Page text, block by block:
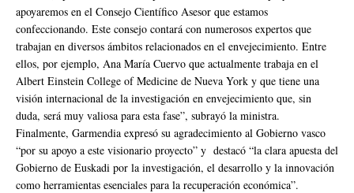
apoyaremos en el Consejo Científico Asesor que estamos
confeccionando. Este consejo contará con numerosos expertos que
trabajan en diversos ámbitos relacionados en el envejecimiento. Entre
ellos, por ejemplo, Ana María Cuervo que actualmente trabaja en el
Albert Einstein College of Medicine de Nueva York y que tiene una
visión internacional de la investigación en envejecimiento que, sin
duda, será muy valiosa para esta fase”, subrayó la ministra.
Finalmente, Garmendia expresó su agradecimiento al Gobierno vasco
“por su apoyo a este visionario proyecto” y destacó “la clara apuesta del
Gobierno de Euskadi por la investigación, el desarrollo y la innovación
como herramientas esenciales para la recuperación económica”.